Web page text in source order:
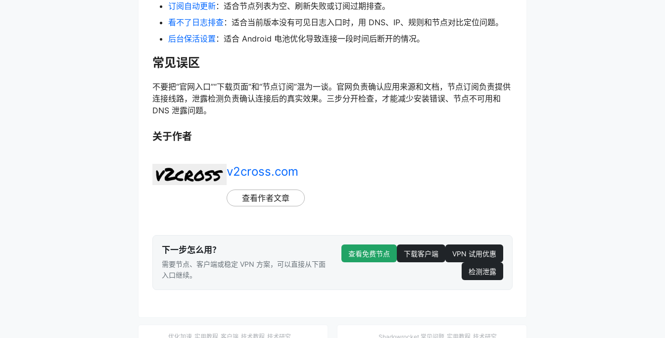
订阅自动更新：适合节点列表为空、刷新失败或订阅过期排查。
看不了日志排查：适合当前版本没有可见日志入口时，用 DNS、IP、规则和节点对比定位问题。
后台保活设置 ：适合 Android 电池优化导致连接一段时间后断开的情况。
常见误区
不要把“官网入口”“下载页面”和“节点订阅”混为一谈。官网负责确认应用来源和文档，节点订阅负责提供
连接线路，泄露检测负责确认连接后的真实效果。三步分开检查，才能减少安装错误、节点不可用和
DNS 泄露问题。
关于作者
v2cross.com
查看作者文章
下一步怎么用？
需要节点、客户端或稳定 VPN 方案，可以直接从下面
入口继续。
查看免费节点 下载客户端 VPN 试用优惠
检测泄露